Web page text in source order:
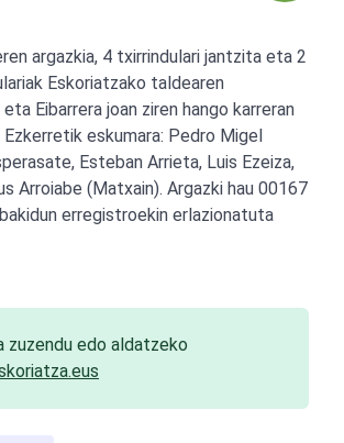
argazkia, 4 txirrindulari jantzita eta 2
Eskoriatzako taldearen
Eibarrera joan ziren hango karreran
eskumara: Pedro Migel
Esteban Arrieta, Luis Ezeiza,
Arroiabe (Matxain). Argazki hau 00167
erregistroekin erlazionatuta
zuzendu edo aldatzeko